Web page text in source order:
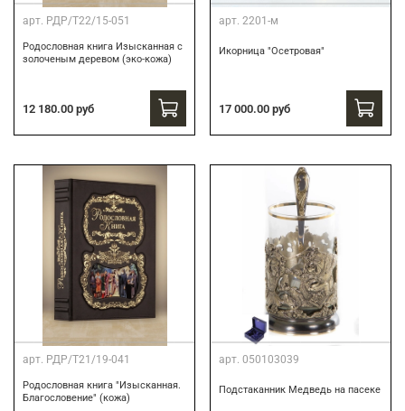
арт. РДР/Т22/15-051
Родословная книга Изысканная с
золоченым деревом (эко-кожа)
12 180.00 руб
арт. 2201-м
Икорница "Осетровая"
17 000.00 руб
арт. РДР/Т21/19-041
Родословная книга "Изысканная.
Благословение" (кожа)
арт. 050103039
Подстаканник Медведь на пасеке